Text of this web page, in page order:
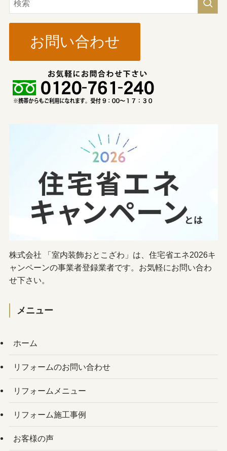
お問い合わせ
株式会社 「室内装飾おとこざわ」は、住宅省エネ2026キ
ャンペーンの事業者登録業者です。お気軽にお問い合わ
せ下さい。
メニュー
ホーム
リフォームのお問い合わせ
リフォームメニュー
リフォーム施工事例
お客様の声